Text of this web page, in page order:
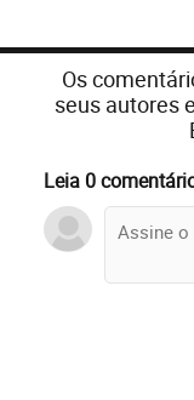
Os
seus autores
Leia 0